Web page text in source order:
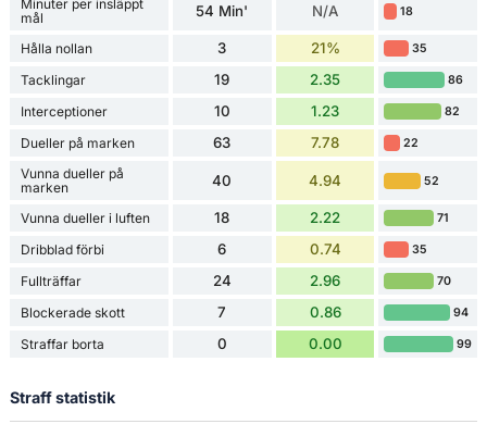
Minuter per insläppt
mål
54 Min' N/A 18
Hålla nollan 3 21% 35
Tacklingar 19 2.35 86
Interceptioner 10 1.23 82
Dueller på marken 63 7.78 22
Vunna dueller på
marken
40 4.94 52
Vunna dueller i luften 18 2.22 71
Dribblad förbi 6 0.74 35
Fullträffar 24 2.96 70
Blockerade skott 7 0.86 94
Straffar borta 0 0.00 99
Straff statistik